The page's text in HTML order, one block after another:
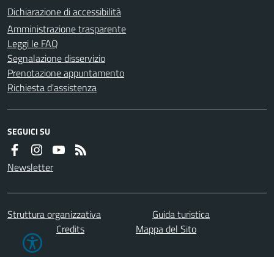
Dichiarazione di accessibilità
Amministrazione trasparente
Leggi le FAQ
Segnalazione disservizio
Prenotazione appuntamento
Richiesta d'assistenza
SEGUICI SU
Newsletter
Struttura organizzativa
Guida turistica
Credits
Mappa del Sito